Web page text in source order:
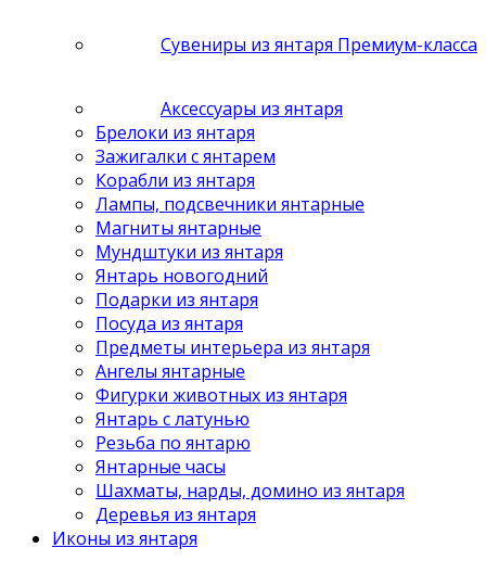
Сувениры из янтаря Премиум-класса
Аксессуары из янтаря
Брелоки из янтаря
Зажигалки с янтарем
Корабли из янтаря
Лампы, подсвечники янтарные
Магниты янтарные
Мундштуки из янтаря
Янтарь новогодний
Подарки из янтаря
Посуда из янтаря
Предметы интерьера из янтаря
Ангелы янтарные
Фигурки животных из янтаря
Янтарь с латунью
Резьба по янтарю
Янтарные часы
Шахматы, нарды, домино из янтаря
Деревья из янтаря
Иконы из янтаря